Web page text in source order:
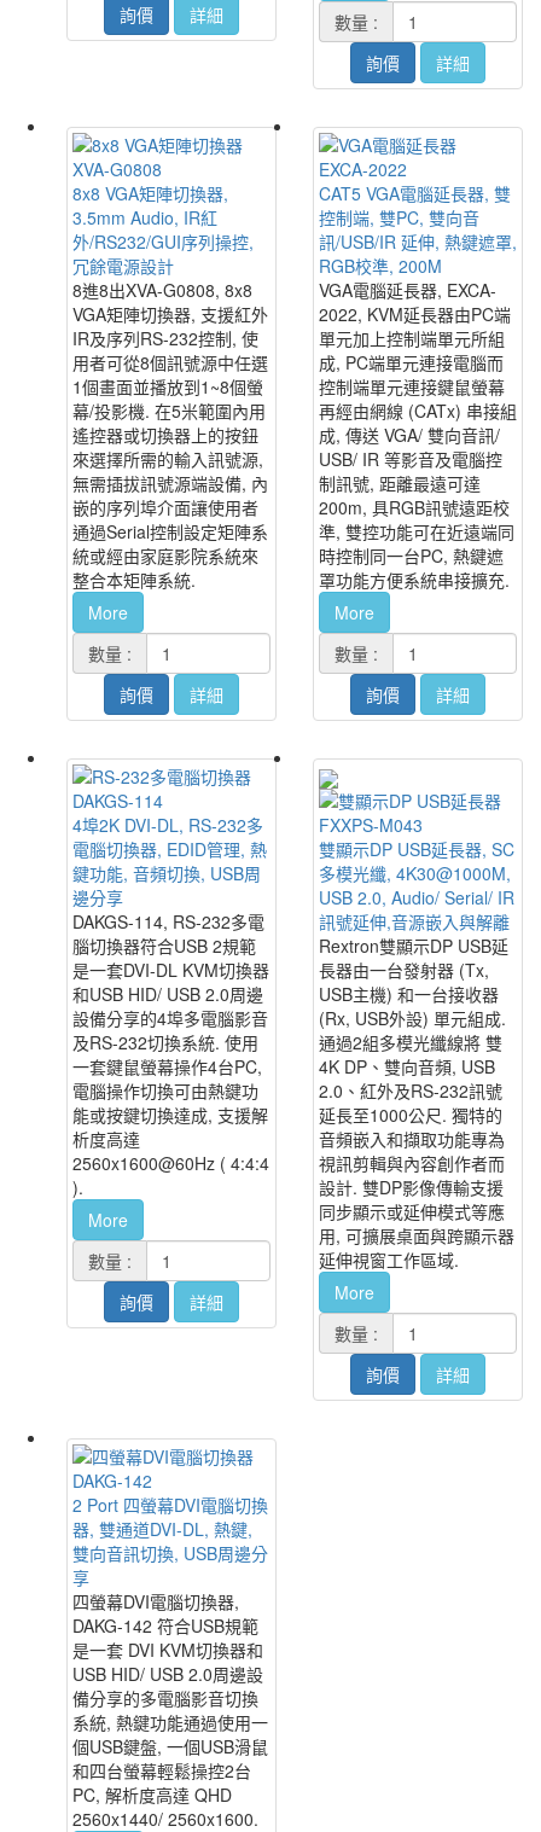
詢價 詳細
數量 :
詢價
詳細
XVA-G0808
8x8 VGA矩陣切換器,
3.5mm Audio, IR紅
外/RS232/GUI序列操控,
冗餘電源設計
8進8出XVA-G0808, 8x8
VGA矩陣切換器, 支援紅外
IR及序列RS-232控制, 使
用者可從8個訊號源中任選
1個畫面並播放到1~8個螢
幕/投影機. 在5米範圍內用
遙控器或切換器上的按鈕
來選擇所需的輸入訊號源,
無需插拔訊號源端設備, 內
嵌的序列埠介面讓使用者
通過Serial控制設定矩陣系
統或經由家庭影院系統來
整合本矩陣系統.
More
數量 :
詢價
詳細
EXCA-2022
CAT5 VGA電腦延長器, 雙
控制端, 雙PC, 雙向音
訊/USB/IR 延伸, 熱鍵遮罩,
RGB校準, 200M
VGA電腦延長器, EXCA-
2022, KVM延長器由PC端
單元加上控制端單元所組
成, PC端單元連接電腦而
控制端單元連接鍵鼠螢幕
再經由網線 (CATx) 串接組
成, 傳送 VGA/ 雙向音訊/
USB/ IR 等影音及電腦控
制訊號, 距離最遠可達
200m, 具RGB訊號遠距校
準, 雙控功能可在近遠端同
時控制同一台PC, 熱鍵遮
罩功能方便系統串接擴充.
More
數量 :
詢價
詳細
DAKGS-114
4埠2K DVI-DL, RS-232多
電腦切換器, EDID管理, 熱
鍵功能, 音頻切換, USB周
邊分享
DAKGS-114, RS-232多電
腦切換器符合USB 2規範
是一套DVI-DL KVM切換器
和USB HID/ USB 2.0周邊
設備分享的4埠多電腦影音
及RS-232切換系統. 使用
一套鍵鼠螢幕操作4台PC,
電腦操作切換可由熱鍵功
能或按鍵切換達成, 支援解
析度高達
2560x1600@60Hz ( 4:4:4
).
More
數量 :
詢價
詳細
FXXPS-M043
雙顯示DP USB延長器, SC
多模光纖, 4K30@1000M,
USB 2.0, Audio/ Serial/ IR
訊號延伸,音源嵌入與解離
Rextron雙顯示DP USB延
長器由一台發射器 (Tx,
USB主機) 和一台接收器
(Rx, USB外設) 單元組成.
通過2組多模光纖線將 雙
4K DP、雙向音頻, USB
2.0、紅外及RS-232訊號
延長至1000公尺. 獨特的
音頻嵌入和擷取功能專為
視訊剪輯與內容創作者而
設計. 雙DP影像傳輸支援
同步顯示或延伸模式等應
用, 可擴展桌面與跨顯示器
延伸視窗工作區域.
More
數量 :
詢價
詳細
DAKG-142
2 Port 四螢幕DVI電腦切換
器, 雙通道DVI-DL, 熱鍵,
雙向音訊切換, USB周邊分
享
四螢幕DVI電腦切換器,
DAKG-142 符合USB規範
是一套 DVI KVM切換器和
USB HID/ USB 2.0周邊設
備分享的多電腦影音切換
系統, 熱鍵功能通過使用一
個USB鍵盤, 一個USB滑鼠
和四台螢幕輕鬆操控2台
PC, 解析度高達 QHD
2560x1440/ 2560x1600.